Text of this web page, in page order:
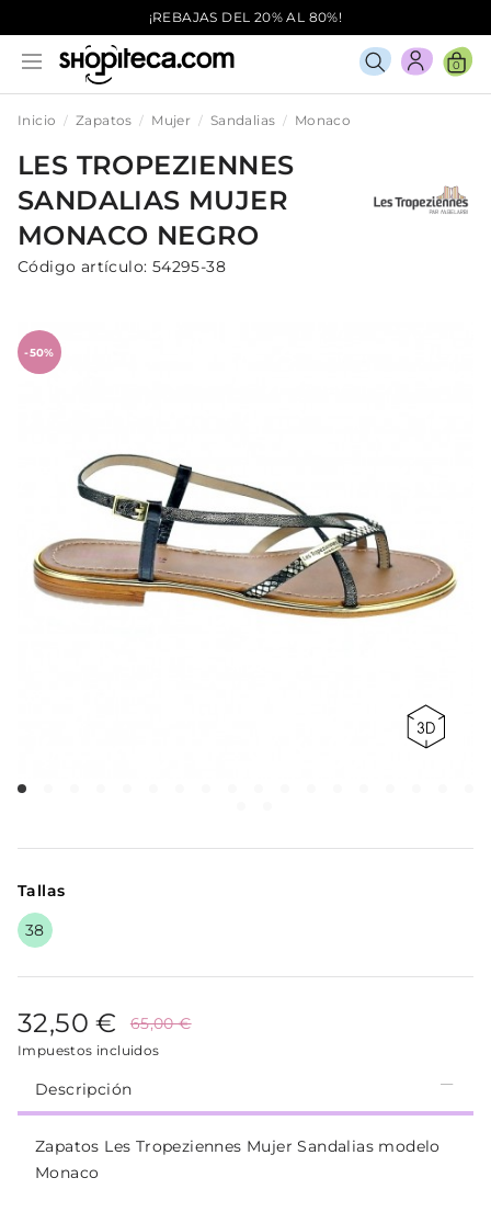
¡REBAJAS DEL 20% AL 80%!
0
Inicio Zapatos Mujer Sandalias Monaco
LES TROPEZIENNES
SANDALIAS MUJER
MONACO NEGRO
Código artículo: 54295-38
-50%
Tallas
38
32,50 € 65,00 €
Impuestos incluidos
Descripción
Zapatos Les Tropeziennes Mujer Sandalias modelo
Monaco